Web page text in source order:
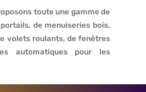
toute une gamme de
de menuiseries bois,
volets roulants, de fenêtres
automatiques pour les